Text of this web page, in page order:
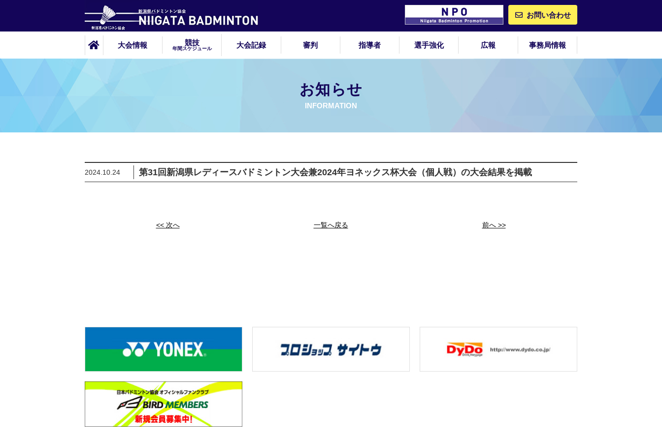
お問い合わせ
大会情報 競技
年間スケジュール 大会記録 審判 指導者 選手強化 広報 事務局情報
お知らせ
INFORMATION
2024.10.24 第31回新潟県レディースバドミントン大会兼2024年ヨネックス杯大会（個人戦）の大会結果を掲載
<< 次へ 一覧へ戻る 前へ >>